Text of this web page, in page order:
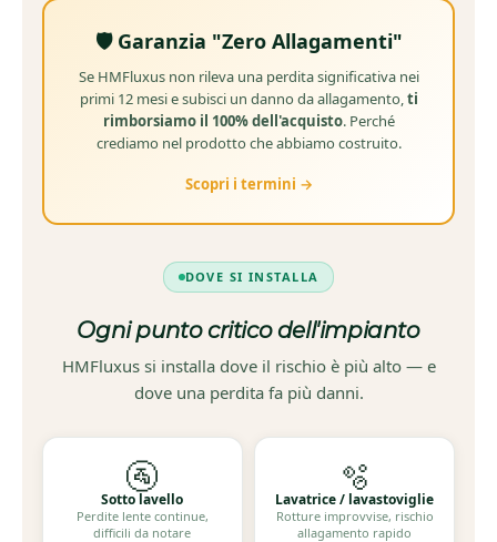
🛡️ Garanzia "Zero Allagamenti"
Se HMFluxus non rileva una perdita significativa nei
primi 12 mesi e subisci un danno da allagamento,ti
rimborsiamo il 100% dell'acquisto. Perché
crediamo nel prodotto che abbiamo costruito.
Scopri i termini →
DOVE SI INSTALLA
Ogni punto critico dell'impianto
HMFluxus si installa dove il rischio è più alto — e
dove una perdita fa più danni.
🚰
Sotto lavello
Perdite lente continue,
difficili da notare
🫧
Lavatrice / lavastoviglie
Rotture improvvise, rischio
allagamento rapido